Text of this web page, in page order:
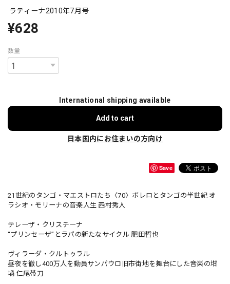
ラティーナ2010年7月号
¥628
数量
International shipping available
Add to cart
日本国内にお住まいの方向け
Save
21世紀のタンゴ・マエストロたち〈70〉ボレロとタンゴの半世紀 オ
ラシオ・モリーナの音楽人生 西村秀人
テレーザ・クリスチーナ
“プリンセーザ”とラパの新たなサイクル 肥田哲也
ヴィラーダ・クルトゥラル
昼夜を徹し400万人を動員サンパウロ旧市街地を舞台にした音楽の坩
堝 仁尾帯刀